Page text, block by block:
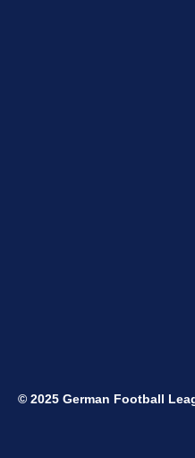
© 2025 German Football